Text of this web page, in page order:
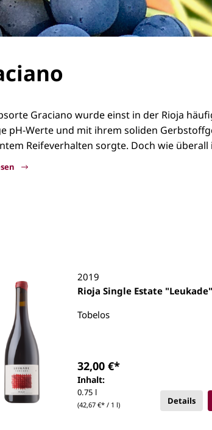
Graciano wurde einst in der Rioja
pH-Werte und mit ihrem soliden
Reifeverhalten sorgte. Doch wie
2019
Rioja Single Estate "Leukade"
Tobelos
Inhalt:
0.75 l
(42,67 €* / 1 l)
32,00 €*
Details